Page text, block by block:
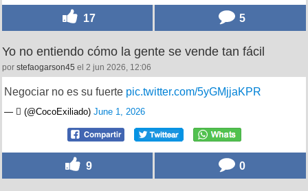
17 5
Yo no entiendo cómo la gente se vende tan fácil
por stefaogarson45 el 2 jun 2026, 12:06
Negociar no es su fuerte pic.twitter.com/5yGMjjaKPR
— ‏️ٓ‏️ (@CocoExiliado) June 1, 2026
9 0